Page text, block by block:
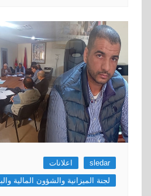
sledar
اعلانات
لجنة الميزانية والشؤون المالية